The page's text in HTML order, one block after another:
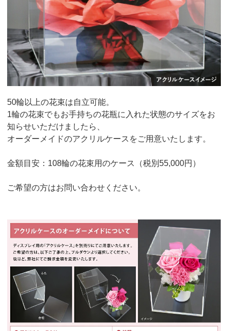
50輪以上の花束は自立可能。
1輪の花束でもお手持ちの花瓶に入れた状態のサイズをお
知らせいただけましたら、
オーダーメイドのアクリルケースをご用意いたします。
金額目安：108輪の花束用のケース（税別55,000円）
ご希望の方はお問い合わせください。